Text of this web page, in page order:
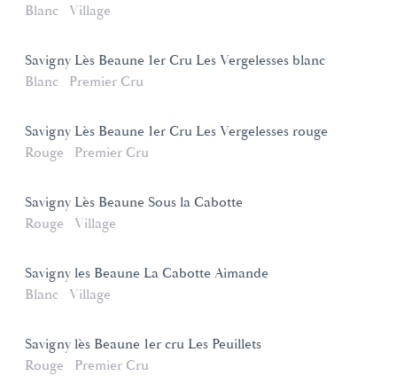
Blanc
Village
Savigny Lès Beaune 1er Cru Les Vergelesses blanc
Blanc
Premier Cru
Savigny Lès Beaune 1er Cru Les Vergelesses rouge
Rouge
Premier Cru
Savigny Lès Beaune Sous la Cabotte
Rouge
Village
Savigny les Beaune La Cabotte Aimande
Blanc
Village
Savigny lès Beaune 1er cru Les Peuillets
Rouge
Premier Cru